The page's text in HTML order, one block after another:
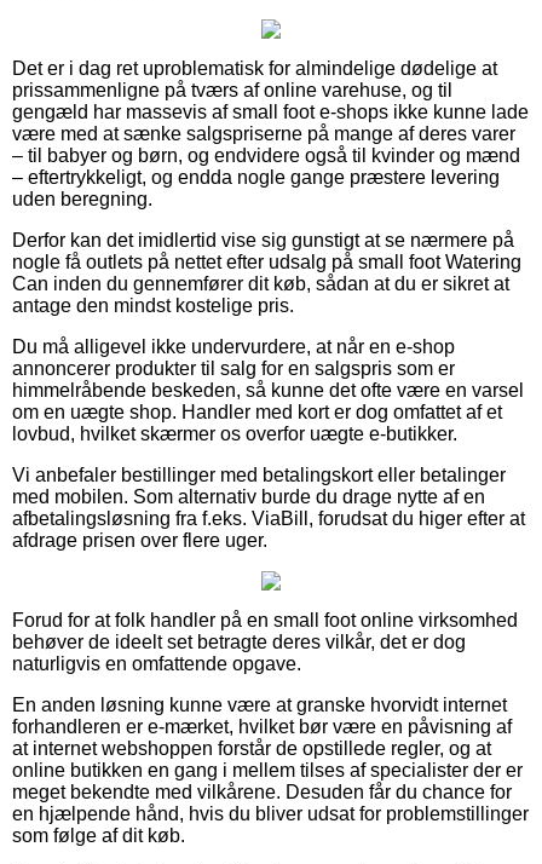
Det er i dag ret uproblematisk for almindelige dødelige at
prissammenligne på tværs af online varehuse, og til
gengæld har massevis af small foot e-shops ikke kunne lade
være med at sænke salgspriserne på mange af deres varer
– til babyer og børn, og endvidere også til kvinder og mænd
– eftertrykkeligt, og endda nogle gange præstere levering
uden beregning.
Derfor kan det imidlertid vise sig gunstigt at se nærmere på
nogle få outlets på nettet efter udsalg på small foot Watering
Can inden du gennemfører dit køb, sådan at du er sikret at
antage den mindst kostelige pris.
Du må alligevel ikke undervurdere, at når en e-shop
annoncerer produkter til salg for en salgspris som er
himmelråbende beskeden, så kunne det ofte være en varsel
om en uægte shop. Handler med kort er dog omfattet af et
lovbud, hvilket skærmer os overfor uægte e-butikker.
Vi anbefaler bestillinger med betalingskort eller betalinger
med mobilen. Som alternativ burde du drage nytte af en
afbetalingsløsning fra f.eks. ViaBill, forudsat du higer efter at
afdrage prisen over flere uger.
Forud for at folk handler på en small foot online virksomhed
behøver de ideelt set betragte deres vilkår, det er dog
naturligvis en omfattende opgave.
En anden løsning kunne være at granske hvorvidt internet
forhandleren er e-mærket, hvilket bør være en påvisning af
at internet webshoppen forstår de opstillede regler, og at
online butikken en gang i mellem tilses af specialister der er
meget bekendte med vilkårene. Desuden får du chance for
en hjælpende hånd, hvis du bliver udsat for problemstillinger
som følge af dit køb.